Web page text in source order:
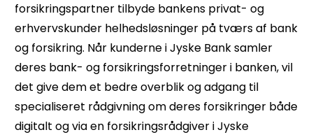
forsikringspartner tilbyde bankens privat- og
erhvervskunder helhedsløsninger på tværs af bank
og forsikring. Når kunderne i Jyske Bank samler
deres bank- og forsikringsforretninger i banken, vil
det give dem et bedre overblik og adgang til
specialiseret rådgivning om deres forsikringer både
digitalt og via en forsikringsrådgiver i Jyske